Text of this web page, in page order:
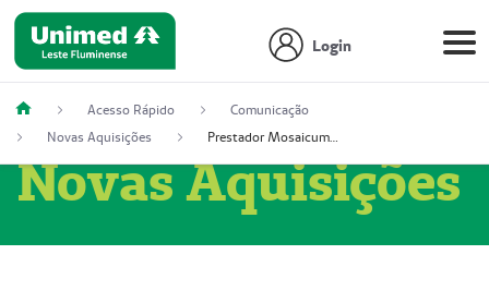
Login
Acesso Rápido
Comunicação
Novas Aquisições
Prestador Mosaicum Espaço Clínico Eireli (51004355-5)
Novas Aquisições